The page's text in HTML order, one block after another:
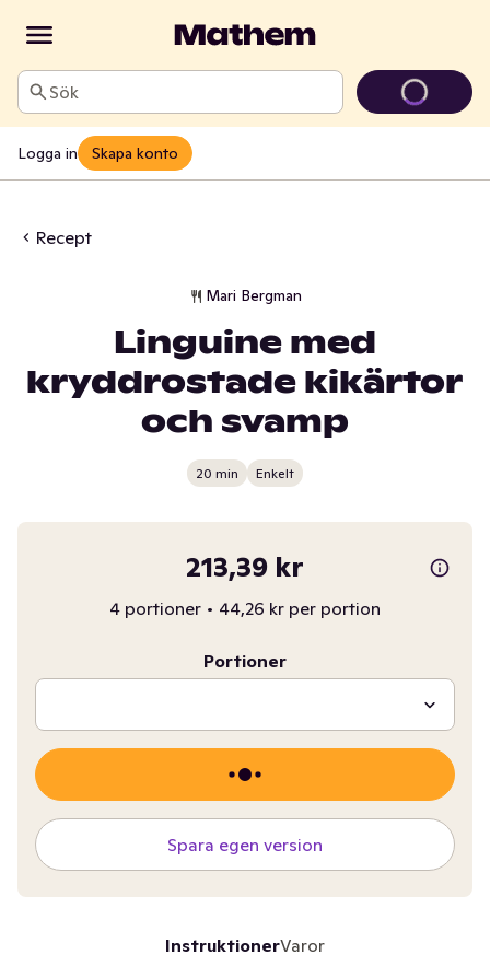
Sök
Logga in Skapa konto
Recept
Mari Bergman
Linguine med
kryddrostade kikärtor
och svamp
20 min Enkelt
213,39 kr
4 portioner • 44,26 kr per portion
Portioner
Spara egen version
InstruktionerVaror